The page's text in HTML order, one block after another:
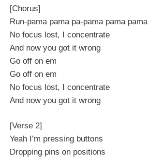
[Chorus]
Run-pama pama pa-pama pama pama
No focus lost, I concentrate
And now you got it wrong
Go off on em
Go off on em
No focus lost, I concentrate
And now you got it wrong
[Verse 2]
Yeah I’m pressing buttons
Dropping pins on positions